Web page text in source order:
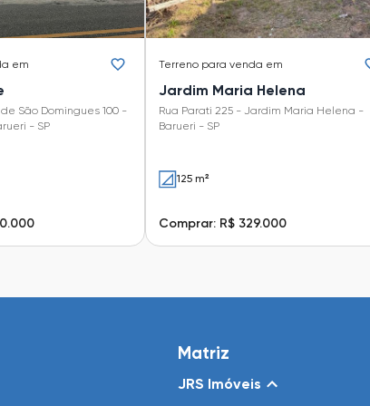
em
São Domingues 100 -
- SP
Terreno para venda em
Jardim Maria Helena
Rua Parati 225 - Jardim Maria Helena -
Barueri - SP
125 m²
Comprar: R$ 329.000
Matriz
JRS Imóveis